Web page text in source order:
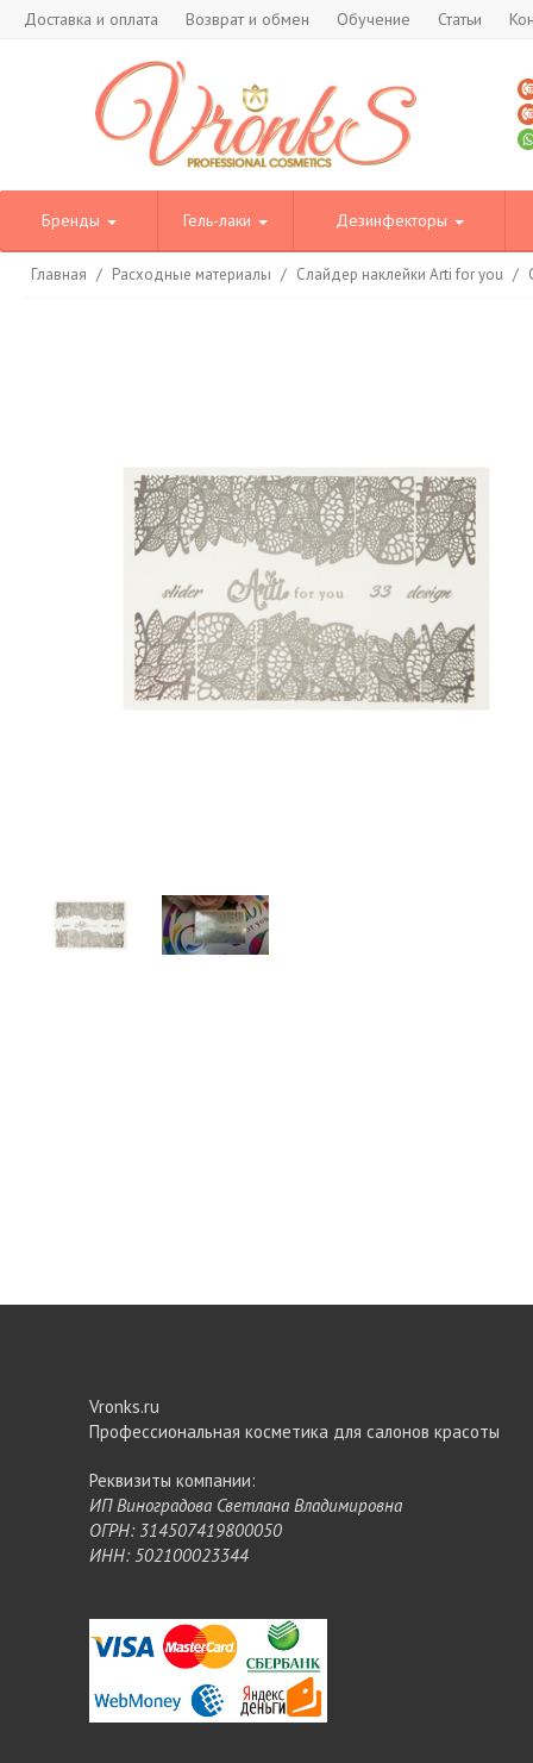
Доставка и оплата Возврат и обмен Обучение Статьи
Бренды Гель-лаки Дезинфекторы
Главная / Расходные материалы / Слайдер наклейки Arti for you /
Vronks.ru
Профессиональная косметика для салонов красоты
Реквизиты компании:
ИП Виноградова Светлана Владимировна
ОГРН: 314507419800050
ИНН: 502100023344